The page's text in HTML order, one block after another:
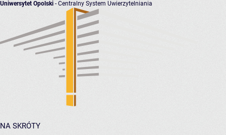
Uniwersytet Opolski - Centralny System Uwierzytelniania
NA SKRÓTY